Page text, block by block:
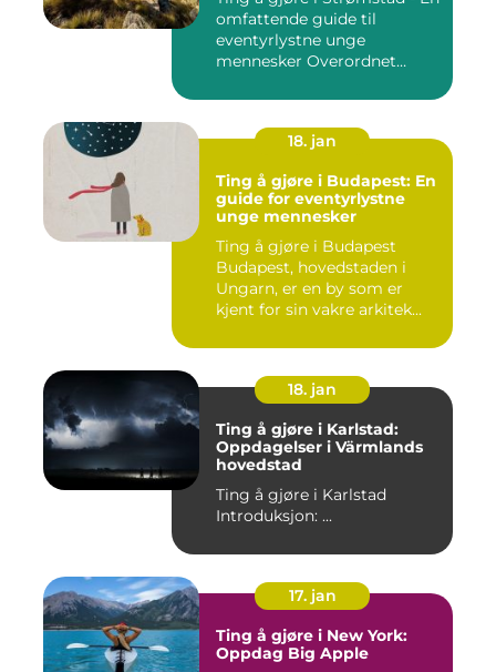
omfattende guide til
eventyrlystne unge
mennesker Overordnet
18. jan
Ting å gjøre i Budapest: En
guide for eventyrlystne
unge mennesker
Ting å gjøre i Budapest
Budapest, hovedstaden i
Ungarn, er en by som er
kjent for sin vakre arkitek...
18. jan
Ting å gjøre i Karlstad:
Oppdagelser i Värmlands
hovedstad
Ting å gjøre i Karlstad
Introduksjon: ...
17. jan
Ting å gjøre i New York:
Oppdag Big Apple